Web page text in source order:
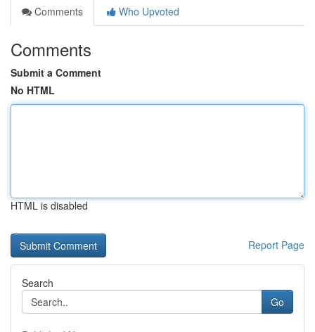
Comments
Who Upvoted
Comments
Submit a Comment
No HTML
HTML is disabled
Report Page
Search
Go